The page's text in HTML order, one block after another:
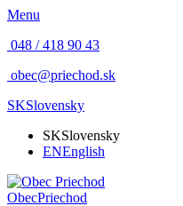
Menu
048 / 418 90 43
obec@priechod.sk
SKSlovensky
SKSlovensky
ENEnglish
ObecPriechod